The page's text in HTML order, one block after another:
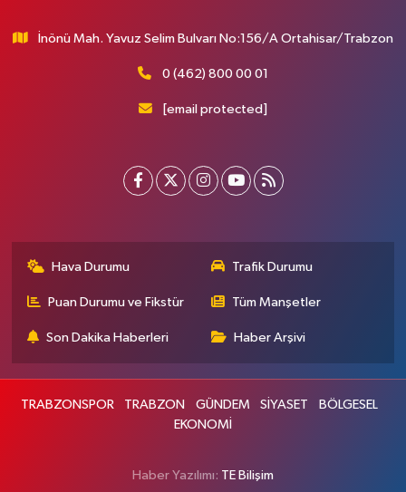
İnönü Mah. Yavuz Selim Bulvarı No:156/A Ortahisar/Trabzon
0 (462) 800 00 01
[email protected]
Hava Durumu Trafik Durumu
Puan Durumu ve Fikstür Tüm Manşetler
Son Dakika Haberleri Haber Arşivi
TRABZONSPOR TRABZON GÜNDEM SİYASET
BÖLGESEL
EKONOMİ
Haber Yazılımı: TE Bilişim